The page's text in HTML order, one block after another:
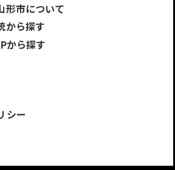
形市について
から探す
から探す
シー